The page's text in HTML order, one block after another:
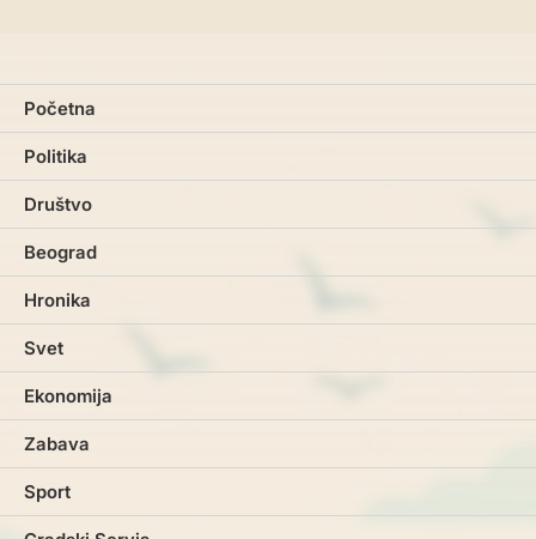
Početna
Politika
Društvo
Beograd
Hronika
Svet
Ekonomija
Zabava
Sport